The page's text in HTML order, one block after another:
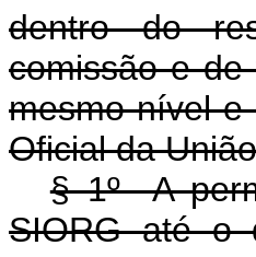
dentro do
comissão e
mesmo nível e
Oficial da
§ 1º A
SIORG até o